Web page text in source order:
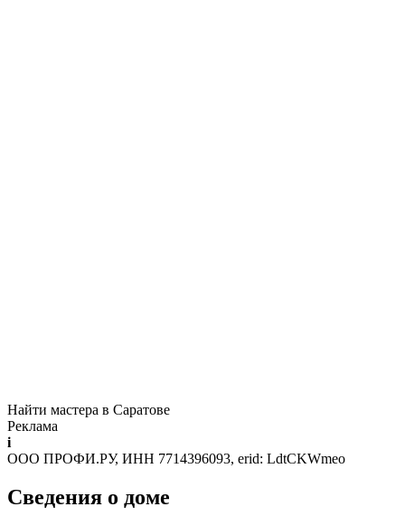
Найти мастера в Саратове
Реклама
i
ООО ПРОФИ.РУ, ИНН 7714396093, erid: LdtCKWmeo
Сведения о доме